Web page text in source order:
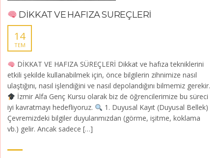
DİKKAT VE HAFIZA SÜREÇLERİ
14
TEM
DİKKAT VE HAFIZA SÜREÇLERİ Dikkat ve hafıza tekniklerini
etkili şekilde kullanabilmek için, önce bilgilerin zihnimize nasıl
ulaştığını, nasıl işlendiğini ve nasıl depolandığını bilmemiz gerekir.
İzmir Alfa Genç Kursu olarak biz de öğrencilerimize bu süreci
iyi kavratmayı hedefliyoruz.
1. Duyusal Kayıt (Duyusal Bellek)
Çevremizdeki bilgiler duyularımızdan (görme, işitme, koklama
vb.) gelir. Ancak sadece […]